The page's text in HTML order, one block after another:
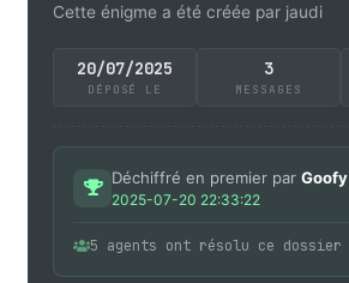
Cette énigme a été créée par jaudi
20/07/2025
DÉPOSÉ LE
3
MESSAGES
Déchiffré en premier par Goofy
2025-07-20 22:33:22
5 agents ont résolu ce dossier